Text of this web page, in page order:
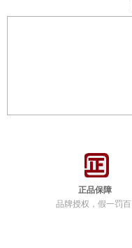
正品保障
品牌授权，假一罚百